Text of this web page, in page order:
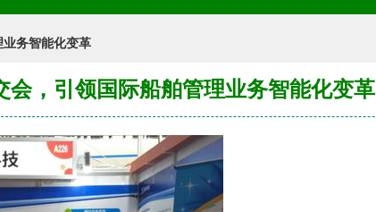
务智能化变革
，引领国际船舶管理业务智能化变革